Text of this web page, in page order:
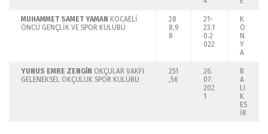
MUHAMMET SAMET YAMAN KOCAELİ
ÖNCÜ GENÇLİK VE SPOR KULÜBÜ
28
8,9
8
21-
23.1
0.2
022
K
O
N
Y
A
YUNUS EMRE ZENGİN OKÇULAR VAKFI
GELENEKSEL OKÇULUK SPOR KULÜBÜ
251
,56
26.
07.
202
1
B
A
LI
K
ES
İR